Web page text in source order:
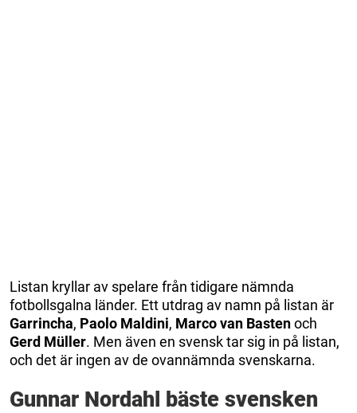
Listan kryllar av spelare från tidigare nämnda
fotbollsgalna länder. Ett utdrag av namn på listan är
Garrincha, Paolo Maldini, Marco van Bastenoch
Gerd Müller. Men även en svensk tar sig in på listan,
och det är ingen av de ovannämnda svenskarna.
Gunnar Nordahl bäste svensken